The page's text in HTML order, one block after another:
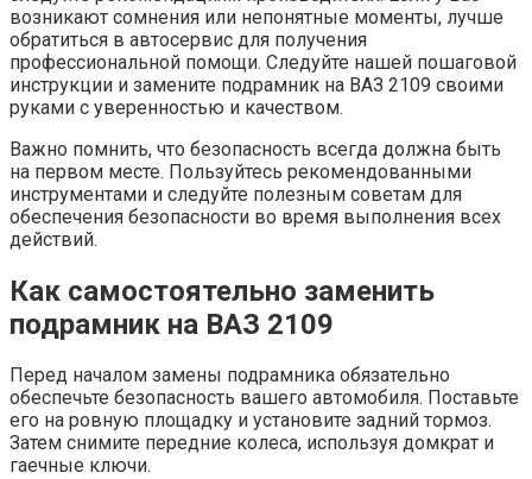
возникают сомнения или непонятные моменты, лучше
обратиться в автосервис для получения
профессиональной помощи. Следуйте нашей пошаговой
инструкции и замените подрамник на ВАЗ 2109 своими
руками с уверенностью и качеством.
Важно помнить, что безопасность всегда должна быть
на первом месте. Пользуйтесь рекомендованными
инструментами и следуйте полезным советам для
обеспечения безопасности во время выполнения всех
действий.
Как самостоятельно заменить
подрамник на ВАЗ 2109
Перед началом замены подрамника обязательно
обеспечьте безопасность вашего автомобиля. Поставьте
его на ровную площадку и установите задний тормоз.
Затем снимите передние колеса, используя домкрат и
гаечные ключи.